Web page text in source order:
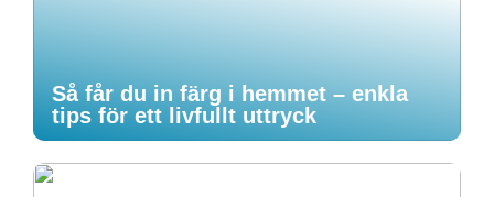
Så får du in färg i hemmet – enkla
tips för ett livfullt uttryck